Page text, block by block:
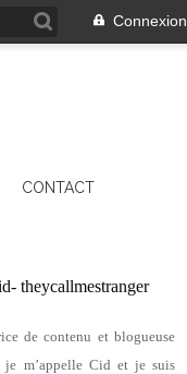
Connexion
CONTACT
de contenu et blogueuse
je m’appelle Cid et je suis